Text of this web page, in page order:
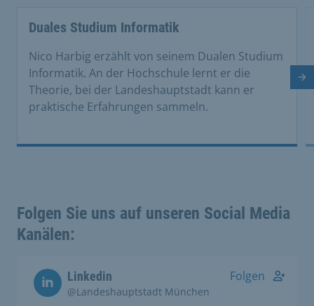
Duales Studium Informatik
Nico Harbig erzählt von seinem Dualen Studium
Informatik. An der Hochschule lernt er die
Theorie, bei der Landeshauptstadt kann er
praktische Erfahrungen sammeln.
Folgen Sie uns auf unseren Social Media
Kanälen:
Linkedin
@Landeshauptstadt München
Folgen